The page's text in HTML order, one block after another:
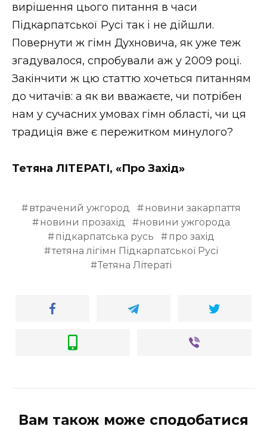
вирішення цього питання в часи
Підкарпатської Русі так і не дійшли.
Повернути ж гімн Духновича, як уже теж
згадувалося, спробували аж у 2009 році.
Закінчити ж цю статтю хочеться питанням
до читачів: а як ви вважаєте, чи потрібен
нам у сучасних умовах гімн області, чи ця
традиція вже є пережитком минулого?
Тетяна ЛІТЕРАТІ, «Про Захід»
втрачений ужгород
новини закарпаття
новини прозахід
новини ужгорода
підкарпатська русь
про захід
тетяна лігімн Підкарпатської Русі
Тетяна Літераті
Вам також може сподобатися